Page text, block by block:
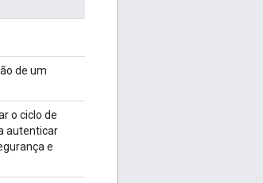
de um
o ciclo de
autenticar
e